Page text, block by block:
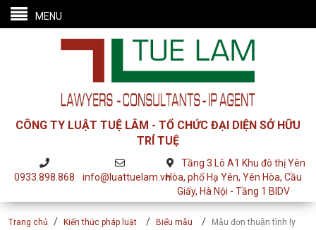
MENU
CÔNG TY LUẬT TUỆ LÂM - TỔ CHỨC ĐẠI DIỆN SỞ HỮU
TRÍ TUỆ
0933.898.868 info@luattuelam.vn
Tầng 3 Lô A1 Khu đô thị Yên
Hòa, phố Hạ Yên, Yên Hòa, Cầu
Giấy, Hà Nội - Tầng 1 BIDV
Trang chủ / Kiến thức pháp luật / Biểu mẫu /
Mẫu đơn thuận tình ly